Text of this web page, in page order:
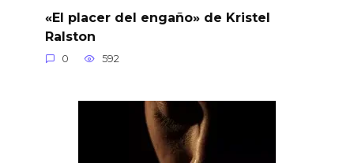
«El placer del engaño» de Kristel
Ralston
0 592